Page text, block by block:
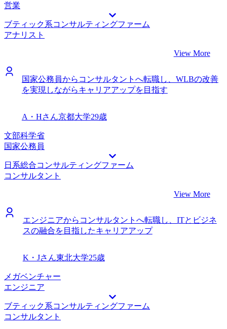
営業
ブティック系コンサルティングファーム
アナリスト
View More
国家公務員からコンサルタントへ転職し、WLBの改善
を実現しながらキャリアアップを目指す
A・Hさん京都大学29歳
文部科学省
国家公務員
日系総合コンサルティングファーム
コンサルタント
View More
エンジニアからコンサルタントへ転職し、ITとビジネ
スの融合を目指したキャリアアップ
K・Jさん東北大学25歳
メガベンチャー
エンジニア
ブティック系コンサルティングファーム
コンサルタント